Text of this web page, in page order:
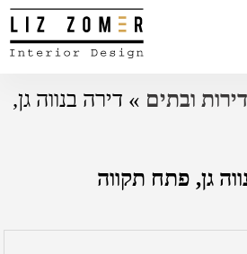
ובתים » דירה בנווה גן,
גן, פתח תקווה